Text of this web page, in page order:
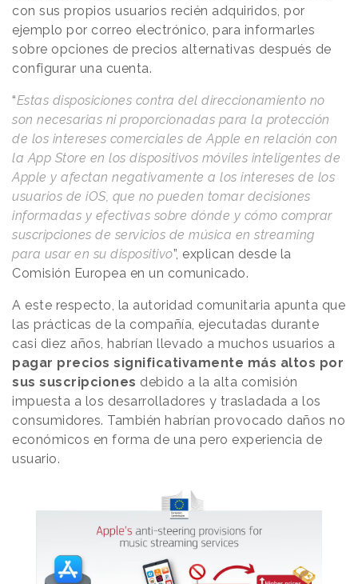
con sus propios usuarios recién adquiridos, por
ejemplo por correo electrónico, para informarles
sobre opciones de precios alternativas después de
configurar una cuenta.
“Estas disposiciones contra del direccionamiento no
son necesarias ni proporcionadas para la protección
de los intereses comerciales de Apple en relación con
la App Store en los dispositivos móviles inteligentes de
Apple y afectan negativamente a los intereses de los
usuarios de iOS, que no pueden tomar decisiones
informadas y efectivas sobre dónde y cómo comprar
suscripciones de servicios de música en streaming
para usar en su dispositivo”, explican desde la
Comisión Europea en un comunicado.
A este respecto, la autoridad comunitaria apunta que
las prácticas de la compañía, ejecutadas durante
casi diez años, habrían llevado a muchos usuarios a
pagar precios significativamente más altos por
sus suscripciones debido a la alta comisión
impuesta a los desarrolladores y trasladada a los
consumidores. También habrían provocado daños no
económicos en forma de una pero experiencia de
usuario.